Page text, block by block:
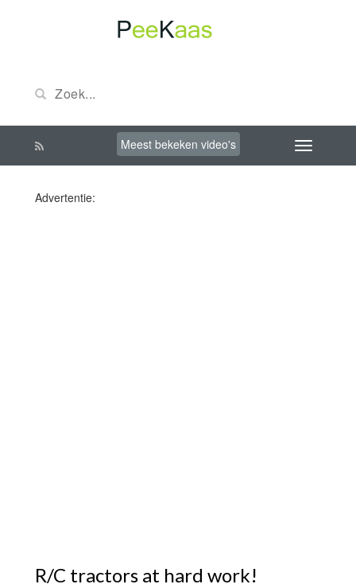
Meest bekeken video's
Advertentie:
R/C tractors at hard work!